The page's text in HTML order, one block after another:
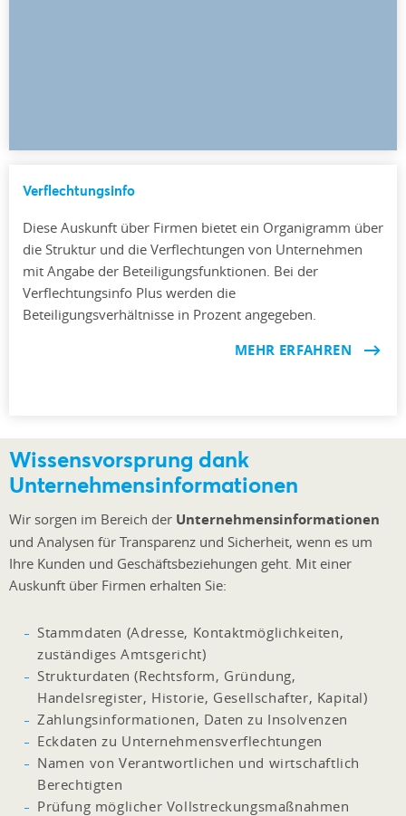
Verflechtungsinfo
Diese Auskunft über Firmen bietet ein Organigramm über
die Struktur und die Verflechtungen von Unternehmen
mit Angabe der Beteiligungsfunktionen. Bei der
Verflechtungsinfo Plus werden die
Beteiligungsverhältnisse in Prozent angegeben.
MEHR ERFAHREN
Wissensvorsprung dank
Unternehmensinformationen
Wir sorgen im Bereich der Unternehmensinformationen
und Analysen für Transparenz und Sicherheit, wenn es um
Ihre Kunden und Geschäftsbeziehungen geht. Mit einer
Auskunft über Firmen erhalten Sie:
Stammdaten (Adresse, Kontaktmöglichkeiten,
zuständiges Amtsgericht)
Strukturdaten (Rechtsform, Gründung,
Handelsregister, Historie, Gesellschafter, Kapital)
Zahlungsinformationen, Daten zu Insolvenzen
Eckdaten zu Unternehmensverflechtungen
Namen von Verantwortlichen und wirtschaftlich
Berechtigten
Prüfung möglicher Vollstreckungsmaßnahmen